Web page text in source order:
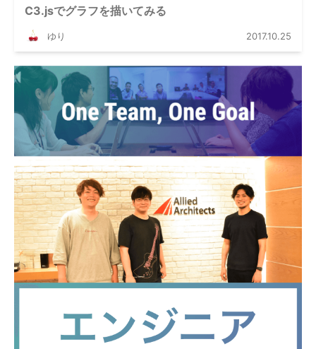
C3.jsでグラフを描いてみる
ゆり 2017.10.25